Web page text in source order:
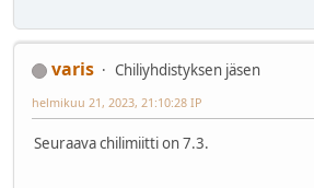
varis
Chiliyhdistyksen jäsen
helmikuu 21, 2023, 21:10:28 IP
Seuraava chilimiitti on 7.3.